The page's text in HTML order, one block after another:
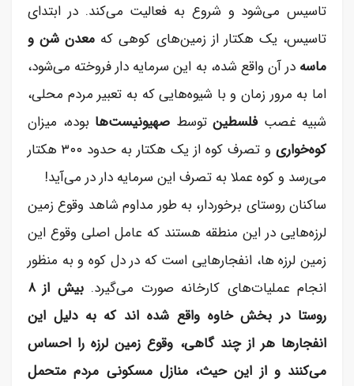
تاسیس می‌شود و شروع به فعالیت می‌کند. در ابتدای
تاسیس، یک هکتار از زمین‌های کوهی که معدن شن و
ماسه در آن واقع شده، به این سرمایه دار فروخته می‌شود،
اما به مرور زمان و با شیوه‌هایی که به تعبیر مردم محلی،
شبیه غصبفلسطین توسط صهیونیست‌ها بوده، میزان
کوه‌خواری
و تصرف کوه از یک هکتار به حدود ۳۰۰ هکتار
می‌رسد و کوه عملا به تصرف این سرمایه دار در می‌آید!
ساکنان روستای برخوردار، به طور مداوم شاهد وقوع زمین
لرزه‌هایی در این منطقه هستند که عامل اصلی وقوع این
زمین لرزه ها، انفجار‌هایی است که در دل کوه و به منظور
انجام عملیات‌های کارخانه صورت می‌گیرد.
بیش از ۸
روستا در بخش خاوه واقع شده اند که به دلیل این
انفجار‌ها هر از چند گاهی، وقوع زمین لرزه را احساس
می‌کنند و از این حیث، منازل مسکونی مردم متحمل